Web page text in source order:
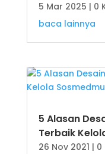
5 Mar 2025 | 0
baca lainnya
5 Alasan
Terbaik
26 Nov 2021 |